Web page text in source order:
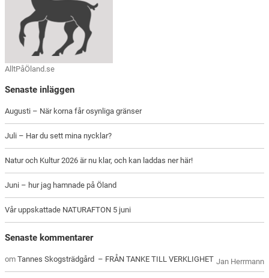
AlltPåÖland.se
Senaste inläggen
Augusti – När korna får osynliga gränser
Juli – Har du sett mina nycklar?
Natur och Kultur 2026 är nu klar, och kan laddas ner här!
Juni – hur jag hamnade på Öland
Vår uppskattade NATURAFTON 5 juni
Senaste kommentarer
Jan Herrmann
omTannes Skogsträdgård – FRÅN TANKE TILL VERKLIGHET